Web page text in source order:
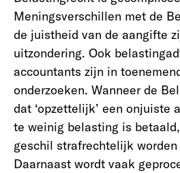
Meningsverschillen met de
de juistheid van de aangifte
uitzondering. Ook
accountants zijn in
onderzoeken. Wanneer de
dat ‘opzettelijk’ een onjuiste
te weinig belasting is
geschil strafrechtelijk
Daarnaast wordt vaak